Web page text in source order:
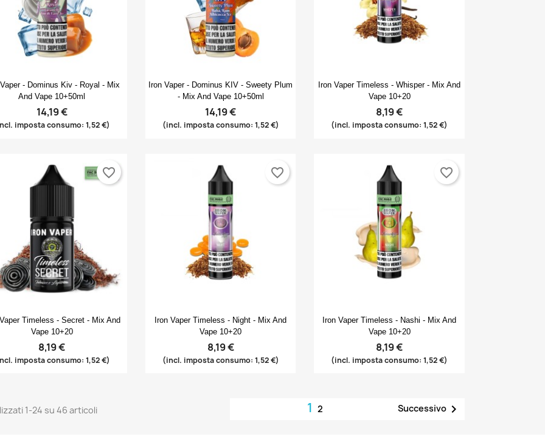
Anteprima
Vaper - Dominus Kiv - Royal - Mix
And Vape 10+50ml
14,19 €
imposta consumo: 1,52 €)
Anteprima
Iron Vaper - Dominus KIV - Sweety Plum
- Mix And Vape 10+50ml
14,19 €
(incl. imposta consumo: 1,52 €)
Anteprima
Iron Vaper Timeless - Whisper - Mix And
Vape 10+20
8,19 €
(incl. imposta consumo: 1,52 €)
Anteprima
Vaper Timeless - Secret - Mix And
Vape 10+20
8,19 €
imposta consumo: 1,52 €)
favorite_border
Anteprima
Iron Vaper Timeless - Night - Mix And
Vape 10+20
8,19 €
(incl. imposta consumo: 1,52 €)
favorite_border
Anteprima
Iron Vaper Timeless - Nashi - Mix And
Vape 10+20
8,19 €
(incl. imposta consumo: 1,52 €)
favorite_border
1-24 su 46 articoli 1 2 Successivo